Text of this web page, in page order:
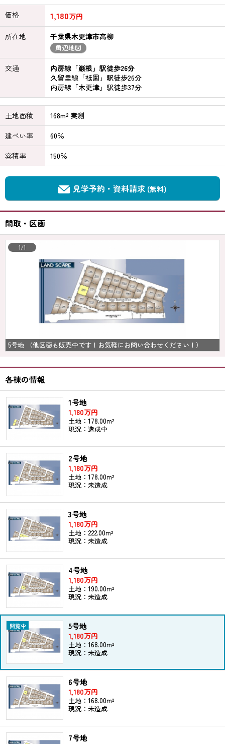
価格 1,180万円
所在地
千葉県木更津市高柳
周辺地図
交通
内房線「巌根」駅徒歩26分
久留里線「祇園」駅徒歩26分
内房線「木更津」駅徒歩37分
土地面積
168m² 実測
建ぺい率
60％
容積率
150％
見学予約・資料請求 (無料)
間取・区画
5号地 （他区画も販売中です！お気軽にお問い合わせください！）
1/1
各棟の情報
1号地
1,180万円
土地：178.00m²
現況：造成中
2号地
1,180万円
土地：178.00m²
現況：未造成
3号地
1,180万円
土地：222.00m²
現況：未造成
4号地
1,180万円
土地：190.00m²
現況：未造成
5号地
1,180万円
土地：168.00m²
現況：未造成
6号地
1,180万円
土地：168.00m²
現況：未造成
7号地